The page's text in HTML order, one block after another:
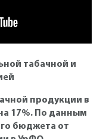
табачной и
продукции в
17%. По данным
бюджета от